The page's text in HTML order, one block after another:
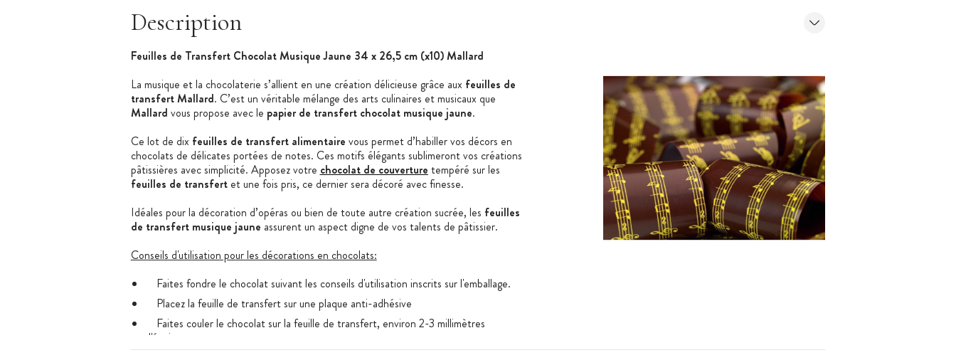
Description
Feuilles de Transfert Chocolat Musique Jaune 34 x 26,5 cm (x10) Mallard
La musique et la chocolaterie s’allient en une création délicieuse grâce aux feuilles de
transfert Mallard. C’est un véritable mélange des arts culinaires et musicaux que
Mallard vous propose avec le papier de transfert chocolat musique jaune.
Ce lot de dix feuilles de transfert alimentaire vous permet d’habiller vos décors en
chocolats de délicates portées de notes. Ces motifs élégants sublimeront vos créations
pâtissières avec simplicité. Apposez votre chocolat de couverture tempéré sur les
feuilles de transfertet une fois pris, ce dernier sera décoré avec finesse.
Idéales pour la décoration d’opéras ou bien de toute autre création sucrée, les feuilles
de transfert musique jaune assurent un aspect digne de vos talents de pâtissier.
Conseils d'utilisation pour les décorations en chocolats:
Faites fondre le chocolat suivant les conseils d'utilisation inscrits sur l'emballage.
Placez la feuille de transfert sur une plaque anti-adhésive
Faites couler le chocolat sur la feuille de transfert, environ 2-3 millimètres
d'épaisseur.